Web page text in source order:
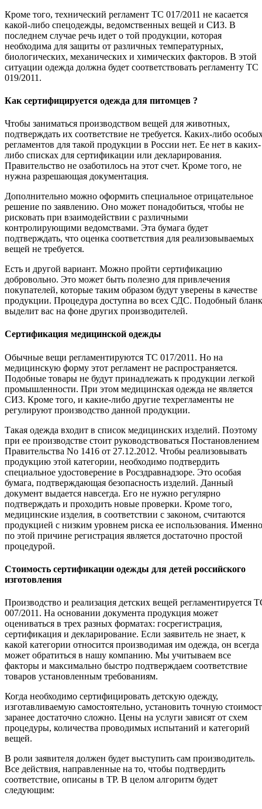
Кроме того, технический регламент ТС 017/2011 не касается
какой-либо спецодежды, ведомственных вещей и СИЗ. В
последнем случае речь идет о той продукции, которая
необходима для защиты от различных температурных,
биологических, механических и химических факторов. В этой
ситуации одежда должна будет соответствовать регламенту ТС
019/2011.
Как сертифицируется одежда для питомцев ?
Чтобы заниматься производством вещей для животных,
подтверждать их соответствие не требуется. Каких-либо
регламентов для такой продукции в России нет. Ее нет в каких-
либо списках для сертификации или декларирования.
Правительство не озаботилось на этот счет. Кроме того, не
нужна разрешающая документация.
Дополнительно можно оформить специальное отрицательное
решение по заявлению. Оно может понадобиться, чтобы не
рисковать при взаимодействии с различными
контролирующими ведомствами. Эта бумага будет
подтверждать, что оценка соответствия для реализовываемых
вещей не требуется.
Есть и другой вариант. Можно пройти сертификацию
добровольно. Это может быть полезно для привлечения
покупателей, которые таким образом будут уверены в качестве
продукции. Процедура доступна во всех СДС. Подобный бланк
выделит вас на фоне других производителей.
Сертификация медицинской одежды
Обычные вещи регламентируются ТС 017/2011. Но на
медицинскую форму этот регламент не распространяется.
Подобные товары не будут принадлежать к продукции легкой
промышленности. При этом медицинская одежда не является
СИЗ. Кроме того, и какие-либо другие техрегламенты не
регулируют производство данной продукции.
Такая одежда входит в список медицинских изделий. Поэтому
при ее производстве стоит руководствоваться Постановлением
Правительства No 1416 от 27.12.2012. Чтобы реализовывать
продукцию этой категории, необходимо подтвердить
специальное удостоверение в Росздравнадзоре. Это особая
бумага, подтверждающая безопасность изделий. Данный
документ выдается навсегда. Его не нужно регулярно
подтверждать и проходить новые проверки. Кроме того,
медицинские изделия, в соответствии с законом, считаются
продукцией с низким уровнем риска ее использования. Именно
по этой причине регистрация является достаточно простой
процедурой.
Стоимость сертификации одежды для детей российского
изготовления
Производство и реализация детских вещей регламентируется
007/2011. На основании документа продукция может
оцениваться в трех разных форматах: госрегистрация,
сертификация и декларирование. Если заявитель не знает, к
какой категории относится производимая им одежда, он всегда
может обратиться в нашу компанию. Мы учитываем все
факторы и максимально быстро подтверждаем соответствие
товаров установленным требованиям.
Когда необходимо сертифицировать детскую одежду,
изготавливаемую самостоятельно, установить точную
заранее достаточно сложно. Цены на услуги зависят от схем
процедуры, количества проводимых испытаний и категорий
вещей.
В роли заявителя должен будет выступить сам производитель.
Все действия, направленные на то, чтобы подтвердить
соответствие, описаны в ТР. В целом алгоритм будет
следующим: